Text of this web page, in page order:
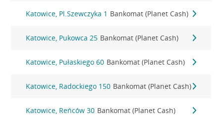
Katowice, Pl.Szewczyka 1 Bankomat (Planet Cash)
Katowice, Pukowca 25 Bankomat (Planet Cash)
Katowice, Pułaskiego 60 Bankomat (Planet Cash)
Katowice, Radockiego 150 Bankomat (Planet Cash)
Katowice, Reńców 30 Bankomat (Planet Cash)